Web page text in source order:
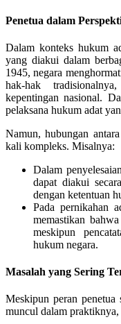
Penetua dalam
Dalam konteks hukum
yang diakui dalam
1945, negara
hak-hak
kepentingan nasional.
pelaksana hukum adat
Namun, hubungan
kali kompleks. Misalnya:
Dalam
dapat diakui
dengan ketentuan
Pada pernikahan
memastikan
meskipun
hukum negara.
Masalah yang Sering
Meskipun peran penetua
muncul dalam praktiknya,